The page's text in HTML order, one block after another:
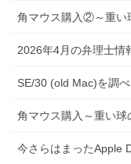
角マウス購入②～重い
2026年4月の弁理士情
SE/30 (old Mac)を調
角マウス購入～重い球
今さらはまったApple